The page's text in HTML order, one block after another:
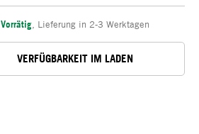
Vorrätig, Lieferung in 2-3 Werktagen
VERFÜGBARKEIT IM LADEN